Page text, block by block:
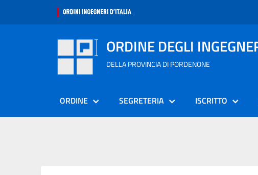
ORDINE DEGLI
DELLA PROVINCIA DI PORDENONE
ORDINE SEGRETERIA ISCRITTO